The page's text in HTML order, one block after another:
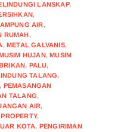
LANSKAP,
,
AIR,
RUMAH,
,METAL GALVANIS,
HUJAN,MUSIM
, PALU,
TALANG,
, PEMASANGAN
TALANG,
AIR,
,
KOTA, PENGIRIMAN